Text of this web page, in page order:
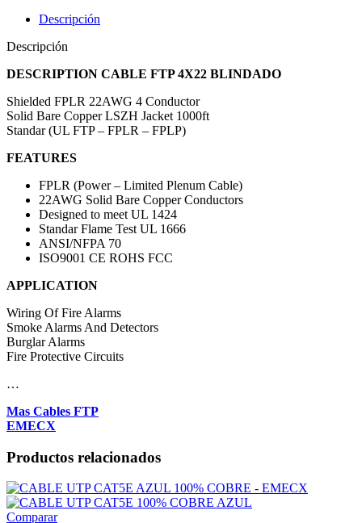
Descripción
Descripción
DESCRIPTION CABLE FTP 4X22 BLINDADO
Shielded FPLR 22AWG 4 Conductor
Solid Bare Copper LSZH Jacket 1000ft
Standar (UL FTP – FPLR – FPLP)
FEATURES
FPLR (Power – Limited Plenum Cable)
22AWG Solid Bare Copper Conductors
Designed to meet UL 1424
Standar Flame Test UL 1666
ANSI/NFPA 70
ISO9001 CE ROHS FCC
APPLICATION
Wiring Of Fire Alarms
Smoke Alarms And Detectors
Burglar Alarms
Fire Protective Circuits
…
Mas Cables FTP
EMECX
Productos relacionados
Comparar